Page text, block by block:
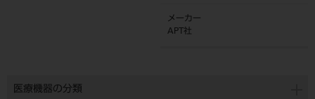
メーカー
APT社
医療機器の分類